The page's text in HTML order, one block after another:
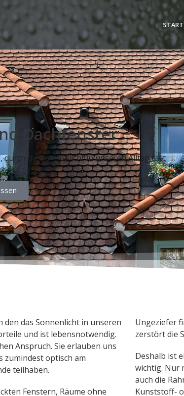
START
Dachfenster
durch die Sonnenlicht in unseren Alltag fällt
den das Sonnenlicht in unseren
und ist lebensnotwendig.
Anspruch. Sie erlauben uns
zumindest optisch am
teilhaben.
Fenstern, Räume ohne
Ungeziefer
zerstört die
Deshalb ist
wichtig. Nur
auch die
Kunststoff-